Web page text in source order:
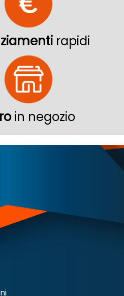
rapidi
in negozio